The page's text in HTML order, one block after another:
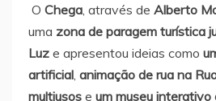
O Chega , através de Alberto
uma zona de paragem turística
Luz e apresentou ideias como
artificial animação de rua na
multiusos e um museu interativo